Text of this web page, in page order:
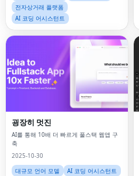
전자상거래 플랫폼
AI 코딩 어시스턴트
굉장히 멋진
AI를 통해 10배 더 빠르게 풀스택 웹앱 ​​구
축
2025-10-30
대규모 언어 모델
AI 코딩 어시스턴트